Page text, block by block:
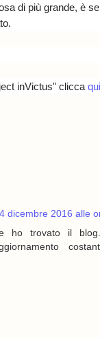
di più grande, è
inVictus" clicca qui
dicembre 2016 alle
ho trovato il blog.